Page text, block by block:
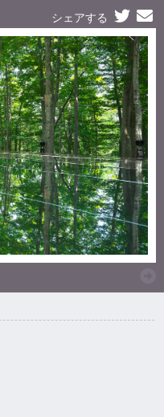
シェアする